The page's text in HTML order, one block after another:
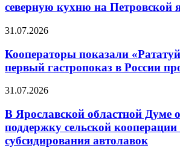
северную кухню на Петровской
31.07.2026
Кооператоры показали
первый гастропоказ в России
31.07.2026
В Ярославской областной Думе
поддержку сельской кооперации
субсидирования автолавок